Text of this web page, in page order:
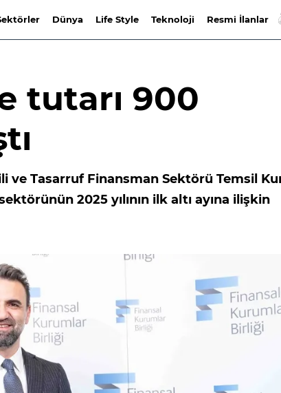
Dünya Life Style Teknoloji Resmi İlanlar
tutarı 900
ve Tasarruf Finansman Sektörü Temsil
2025 yılının ilk altı ayına ilişkin